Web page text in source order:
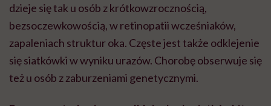
dzieje się tak u osób z krótkowzrocznością,
bezsoczewkowością, w retinopatii wcześniaków,
zapaleniach struktur oka. Częste jest także odklejenie
się siatkówki w wyniku urazów. Chorobę obserwuje się
też u osób z zaburzeniami genetycznymi.